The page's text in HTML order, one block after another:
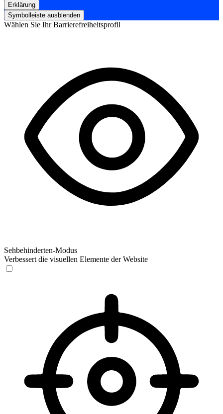
Erklärung
Symbolleiste ausblenden
Wählen Sie Ihr Barrierefreiheitsprofil
Sehbehinderten-Modus
Verbessert die visuellen Elemente der Website